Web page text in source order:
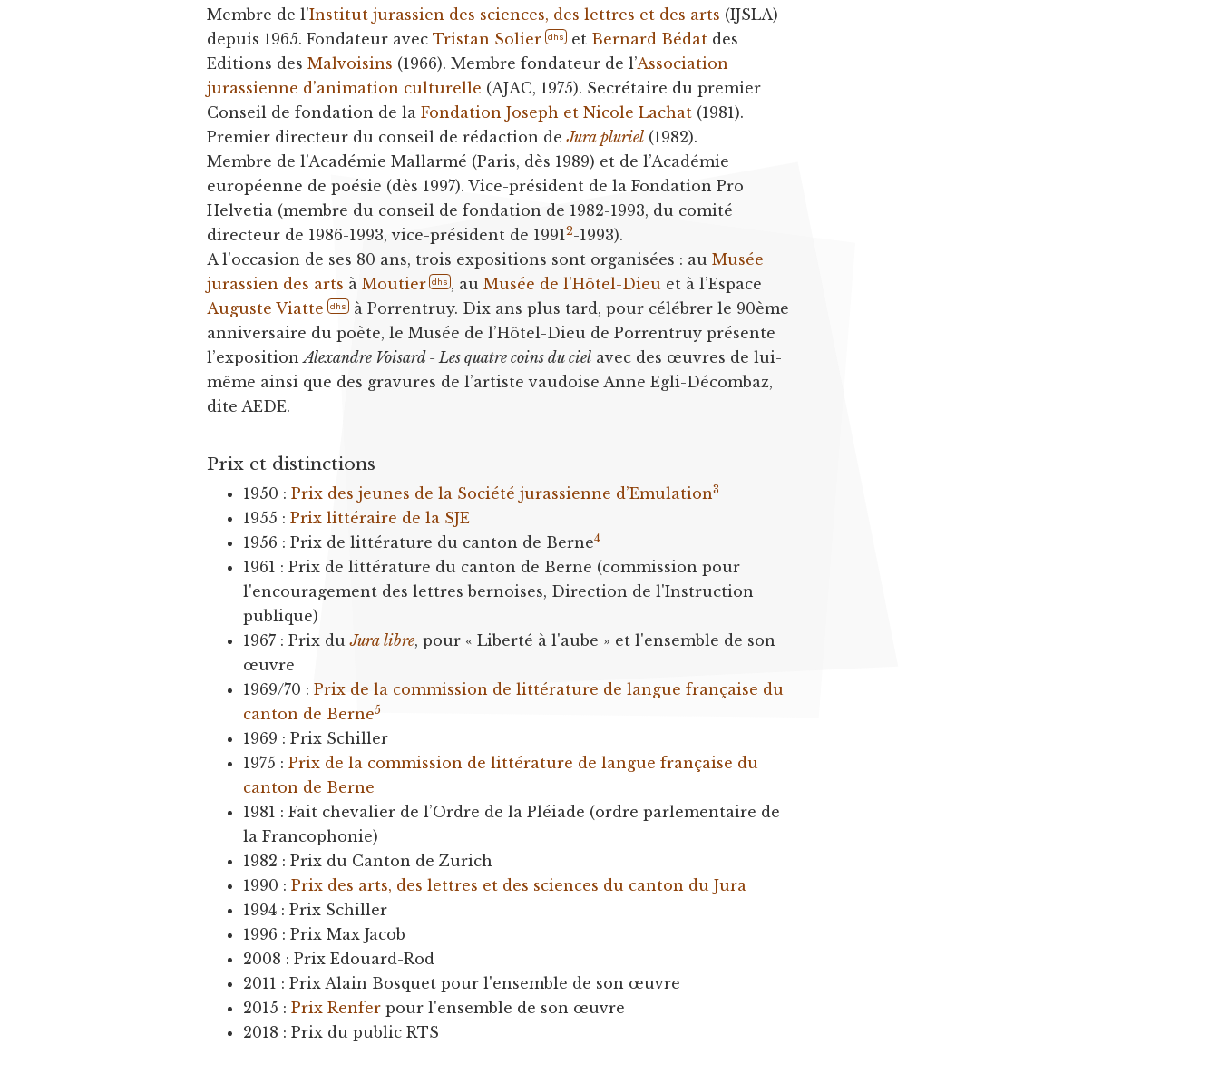
Membre de l'Institut jurassien des sciences, des lettres et des arts (IJSLA)
depuis 1965. Fondateur avecTristan Solier dhs et Bernard Bédat des
Editions desMalvoisins (1966). Membre fondateur de l’Association
jurassienne d’animation culturelle (AJAC, 1975). Secrétaire du premier
Conseil de fondation de laFondation Joseph et Nicole Lachat (1981).
Premier directeur du conseil de rédaction deJura pluriel (1982).
Membre de l’Académie Mallarmé (Paris, dès 1989) et de l’Académie
européenne de poésie (dès 1997). Vice-président de la Fondation Pro
Helvetia (membre du conseil de fondation de 1982-1993, du comité
directeur de 1986-1993, vice-président de 19912-1993).
A l'occasion de ses 80 ans, trois expositions sont organisées : auMusée
jurassien des arts àMoutier dhs , auMusée de l'Hôtel-Dieu et à l’Espace
Auguste Viatte
dhs
à Porrentruy. Dix ans plus tard, pour célébrer le 90ème
anniversaire du poète, le Musée de l’Hôtel-Dieu de Porrentruy présente
l’expositionAlexandre Voisard - Les quatre coins du ciel avec des œuvres de lui-
même ainsi que des gravures de l’artiste vaudoise Anne Egli-Décombaz,
dite AEDE.
Prix et distinctions
1950 :Prix des jeunes de la Société jurassienne d’Emulation3
1955 :Prix littéraire de la SJE
1956 : Prix de littérature du canton de Berne4
1961 : Prix de littérature du canton de Berne (commission pour
l'encouragement des lettres bernoises, Direction de l'Instruction
publique)
1967 : Prix duJura libre, pour « Liberté à l'aube » et l'ensemble de son
œuvre
1969/70 :Prix de la commission de littérature de langue française du
canton de Berne5
1969 : Prix Schiller
1975 :Prix de la commission de littérature de langue française du
canton de Berne
1981 : Fait chevalier de l’Ordre de la Pléiade (ordre parlementaire de
la Francophonie)
1982 : Prix du Canton de Zurich
1990 :Prix des arts, des lettres et des sciences du canton du Jura
1994 : Prix Schiller
1996 : Prix Max Jacob
2008 : Prix Edouard-Rod
2011 : Prix Alain Bosquet pour l'ensemble de son œuvre
2015 :Prix Renfer pour l'ensemble de son œuvre
2018 : Prix du public RTS